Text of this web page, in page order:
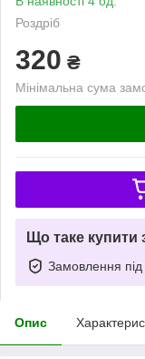
Роздріб
320 ₴
Мінімальна сума
Що таке купити
Замовлення під
Опис